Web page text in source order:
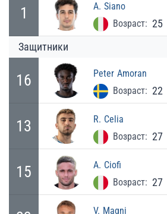
1 A. Siano
Возраст: 25
Защитники
16 Peter Amoran
Возраст: 22
13 R. Celia
Возраст: 27
15 A. Ciofi
Возраст: 27
V. Magni